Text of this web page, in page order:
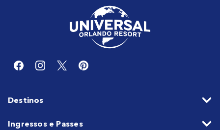
Destinos
Ingressos e Passes